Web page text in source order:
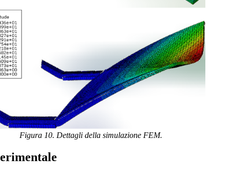
Figura 10. Dettagli della simulazione FEM.